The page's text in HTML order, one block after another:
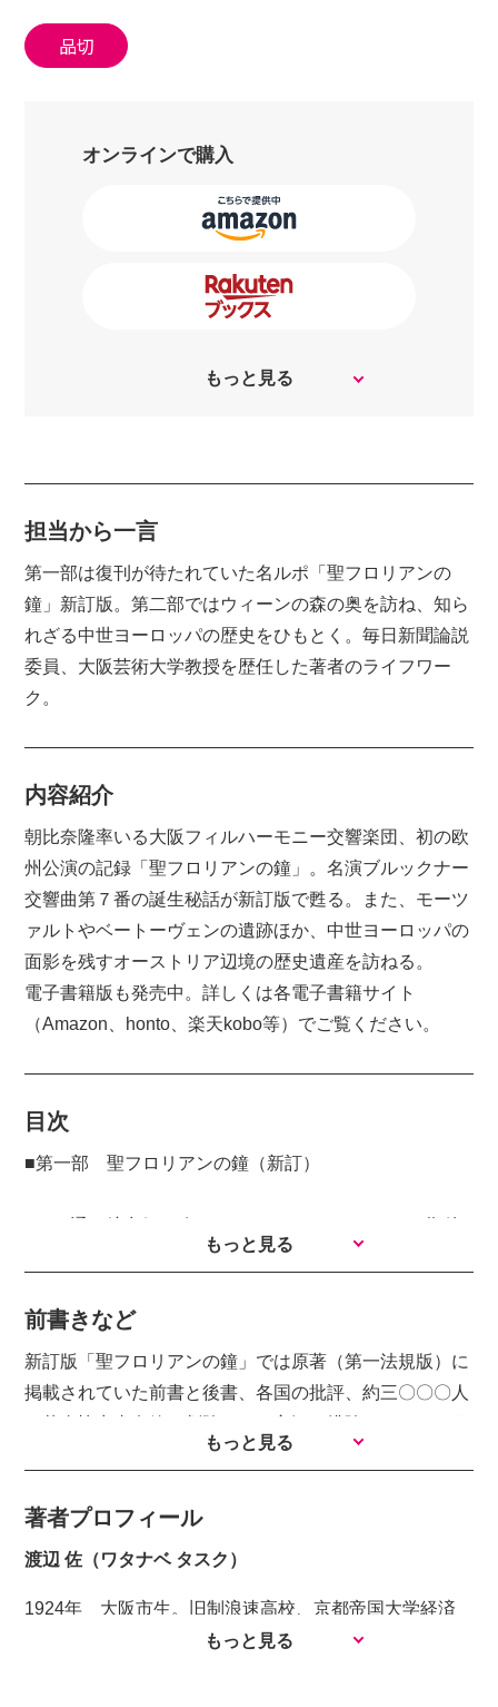
オンラインで購入
FAXで注文
FAX注文用紙（PDF）
もっと見る
品切
担当から一言
第一部は復刊が待たれていた名ルポ「聖フロリアンの
鐘」新訂版。第二部ではウィーンの森の奥を訪ね、知ら
れざる中世ヨーロッパの歴史をひもとく。毎日新聞論説
委員、大阪芸術大学教授を歴任した著者のライフワー
ク。
内容紹介
朝比奈隆率いる大阪フィルハーモニー交響楽団、初の欧
州公演の記録「聖フロリアンの鐘」。名演ブルックナー
交響曲第７番の誕生秘話が新訂版で甦る。また、モーツ
ァルトやベートーヴェンの遺跡ほか、中世ヨーロッパの
面影を残すオーストリア辺境の歴史遺産を訪ねる。
電子書籍版も発売中。詳しくは各電子書籍サイト
（Amazon、honto、楽天kobo等）でご覧ください。
目次
■第一部 聖フロリアンの鐘（新訂）
2 プランはできた／暗雲・石油危機／矢は放たる
4 五人の音楽ファン／頼みの綱も／あと三〇〇〇万
円！
5 募金をしよう／拡がる善意の波／曙光
6 悲劇の前兆／予算は承認されたが／沈黙のトランペ
7 ヨーロッパ下検分／中傷─李下に冠を正さず／競艇
が助け舟
9 聖フロリアン修道院／エピローグ
■第二部 ウィーンの森の奥の物語
もっと見る
前書きなど
新訂版「聖フロリアンの鐘」では原著（第一法規版）に
掲載されていた前書と後書、各国の批評、約三〇〇〇人
な事実が実際にあった記録だけを残せばよいと考えたの
幼児だった人が二〇一〇年には大阪府の知事である。楽
壇の関係者もすっかり変わり、主要な登場人物の朝比奈
始め、報道関係者、募金協力者の多くが故人となった。
写真や取材に協力してくださった方の氏名は、原著を
もっと見る
著者プロフィール
渡辺 佐（ワタナベ タスク）
1924年 大阪市生。旧制浪速高校、京都帝国大学経済
学部卒 1948年 毎日新聞大阪本社入社。学芸部音楽担
もっと見る